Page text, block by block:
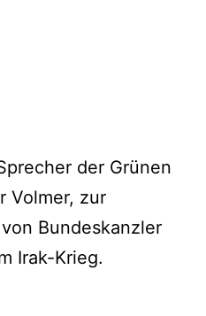
der Grünen
Volmer, zur
Bundeskanzler
Irak-Krieg.